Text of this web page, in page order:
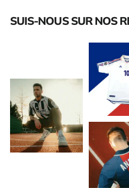
SUIS-NOUS SUR NOS